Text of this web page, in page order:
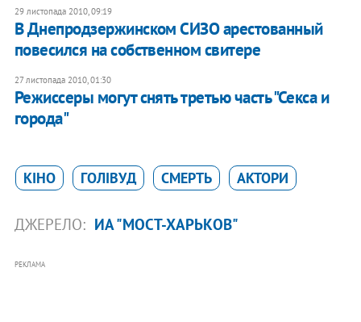
29 листопада 2010, 09:19
В Днепродзержинском СИЗО арестованный
повесился на собственном свитере
27 листопада 2010, 01:30
Режиссеры могут снять третью часть "Секса и
города"
КІНО ГОЛІВУД СМЕРТЬ АКТОРИ
ДЖЕРЕЛО: ИА "МОСТ-ХАРЬКОВ"
РЕКЛАМА